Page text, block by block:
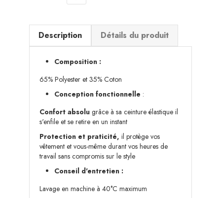
Description Détails du produit
Composition :
65% Polyester et 35% Coton
Conception fonctionnelle :
Confort absolu grâce à sa ceinture élastique il
s'enfile et se retire en un instant
Protection et praticité, il protège vos
vêtement et vous-même durant vos heures de
travail sans compromis sur le style
Conseil d'entretien :
Lavage en machine à 40°C maximum